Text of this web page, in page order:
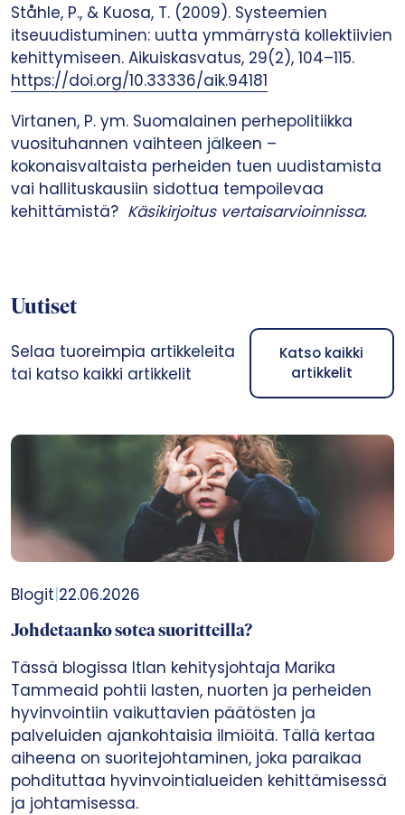
Ståhle, P., & Kuosa, T. (2009). Systeemien
itseuudistuminen: uutta ymmärrystä kollektiivien
kehittymiseen. Aikuiskasvatus, 29(2), 104–115.
https://doi.org/10.33336/aik.94181
Virtanen, P. ym. Suomalainen perhepolitiikka
vuosituhannen vaihteen jälkeen –
kokonaisvaltaista perheiden tuen uudistamista
vai hallituskausiin sidottua tempoilevaa
kehittämistä? Käsikirjoitus vertaisarvioinnissa.
Uutiset
Selaa tuoreimpia artikkeleita
tai katso kaikki artikkelit
Katso kaikki
artikkelit
Blogit|22.06.2026
Johdetaanko sotea suoritteilla?
Tässä blogissa Itlan kehitysjohtaja Marika
Tammeaid pohtii lasten, nuorten ja perheiden
hyvinvointiin vaikuttavien päätösten ja
palveluiden ajankohtaisia ilmiöitä. Tällä kertaa
aiheena on suoritejohtaminen, joka paraikaa
pohdituttaa hyvinvointialueiden kehittämisessä
ja johtamisessa.